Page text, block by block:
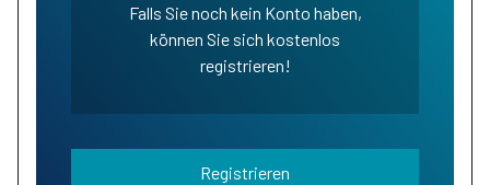
Falls Sie noch kein Konto haben,
können Sie sich kostenlos
registrieren!
Registrieren